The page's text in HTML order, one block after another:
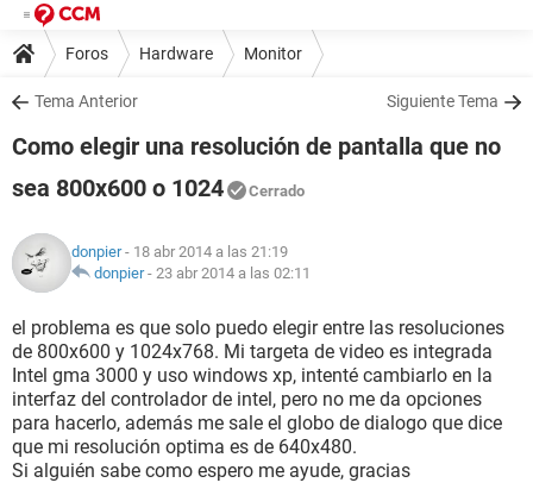
Foros Hardware Monitor
Tema Anterior Siguiente Tema
Como elegir una resolución de pantalla que no
sea 800x600 o 1024
Cerrado
donpier- 18 abr 2014 a las 21:19
donpier- 23 abr 2014 a las 02:11
el problema es que solo puedo elegir entre las resoluciones
de 800x600 y 1024x768. Mi targeta de video es integrada
Intel gma 3000 y uso windows xp, intenté cambiarlo en la
interfaz del controlador de intel, pero no me da opciones
para hacerlo, además me sale el globo de dialogo que dice
que mi resolución optima es de 640x480.
Si alguién sabe como espero me ayude, gracias